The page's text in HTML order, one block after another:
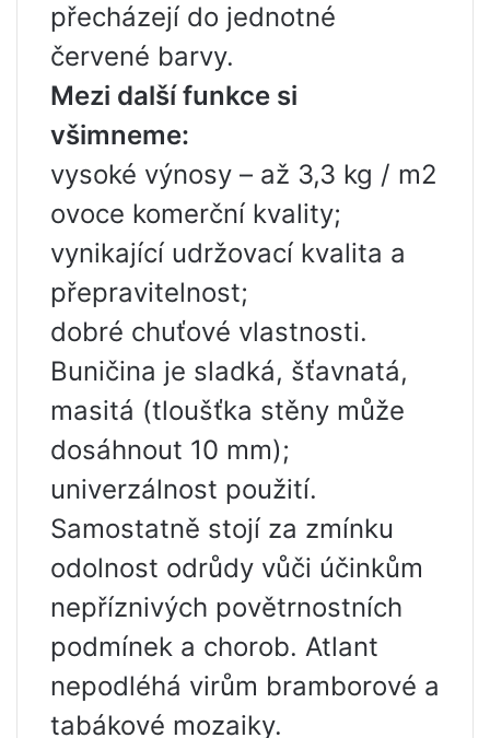
přecházejí do jednotné
červené barvy.
Mezi další funkce si
všimneme:
vysoké výnosy – až 3,3 kg / m2
ovoce komerční kvality;
vynikající udržovací kvalita a
přepravitelnost;
dobré chuťové vlastnosti.
Buničina je sladká, šťavnatá,
masitá (tloušťka stěny může
dosáhnout 10 mm);
univerzálnost použití.
Samostatně stojí za zmínku
odolnost odrůdy vůči účinkům
nepříznivých povětrnostních
podmínek a chorob. Atlant
nepodléhá virům bramborové a
tabákové mozaiky.